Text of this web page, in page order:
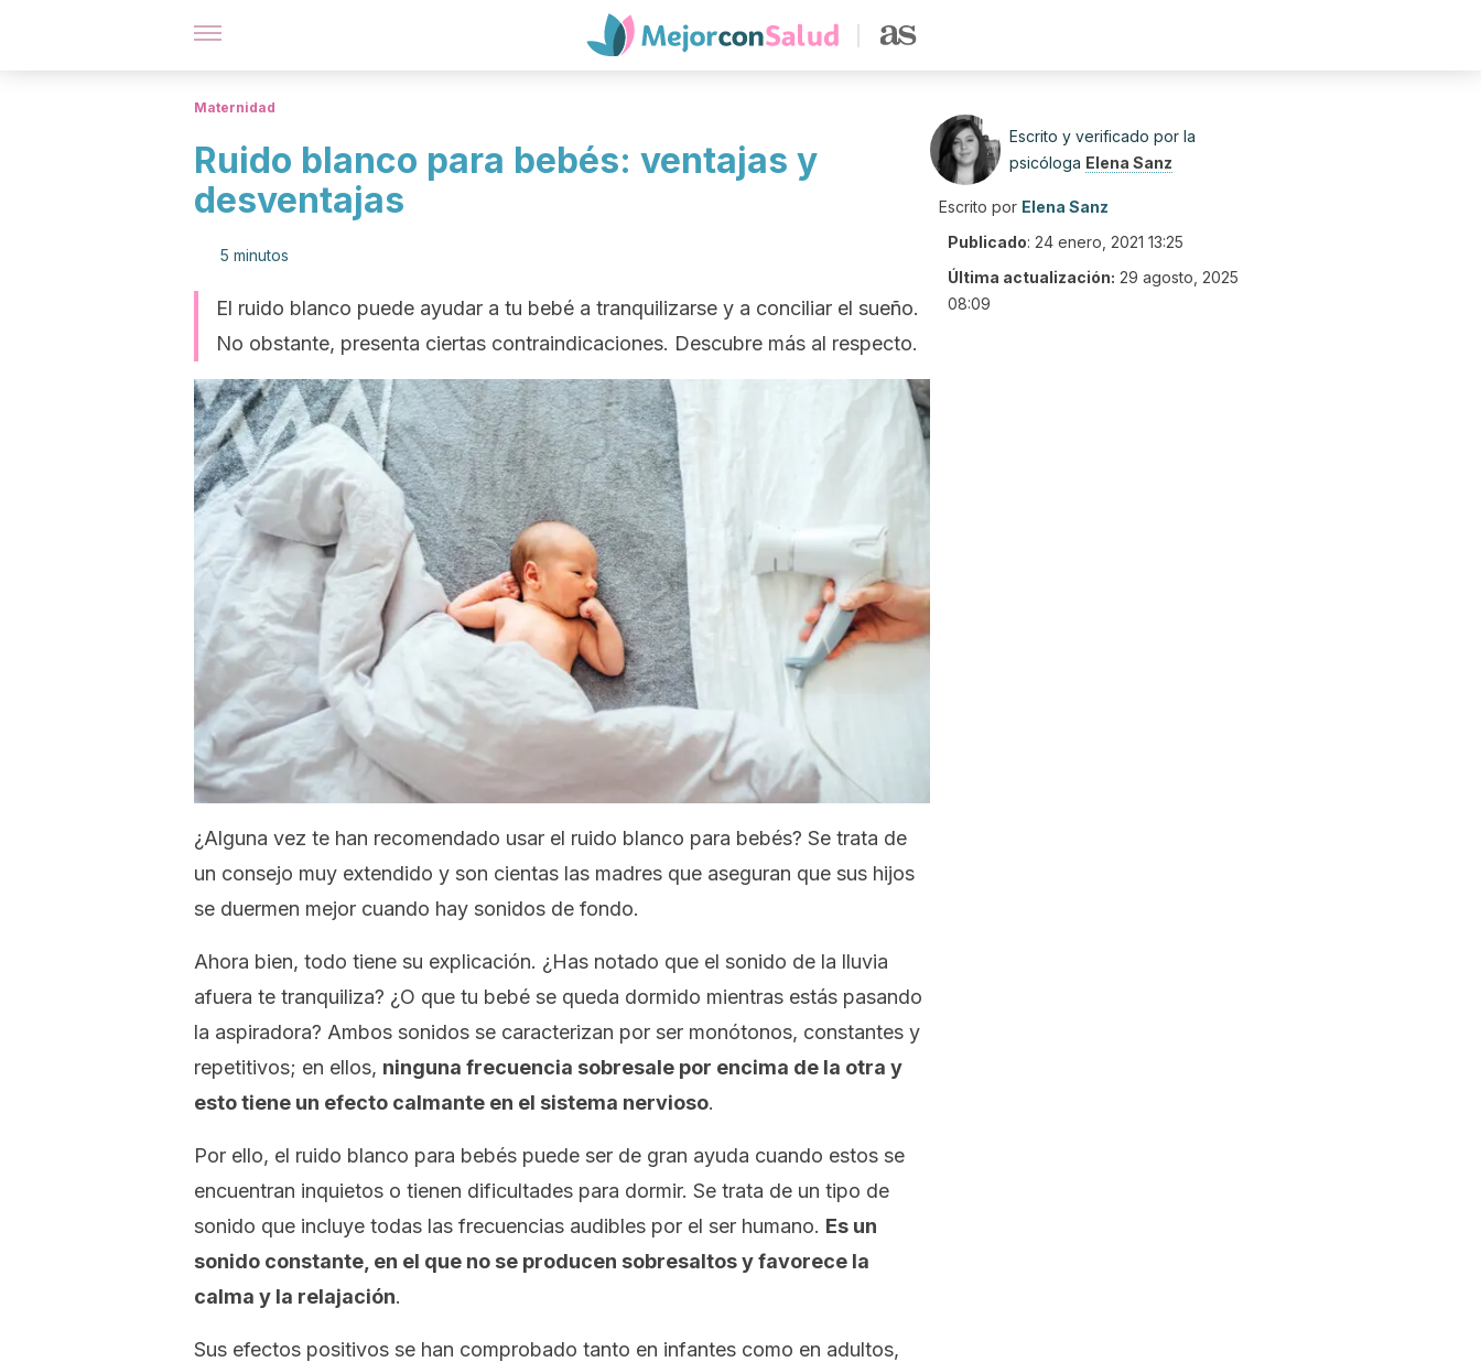
Maternidad
Ruido blanco para bebés: ventajas y
desventajas
5 minutos
El ruido blanco puede ayudar a tu bebé a tranquilizarse y a conciliar el sueño.
No obstante, presenta ciertas contraindicaciones. Descubre más al respecto.
¿Alguna vez te han recomendado usar el ruido blanco para bebés? Se trata de
un consejo muy extendido y son cientas las madres que aseguran que sus hijos
se duermen mejor cuando hay sonidos de fondo.
Ahora bien, todo tiene su explicación. ¿Has notado que el sonido de la lluvia
afuera te tranquiliza? ¿O que tu bebé se queda dormido mientras estás pasando
la aspiradora? Ambos sonidos se caracterizan por ser monótonos, constantes y
repetitivos; en ellos, ninguna frecuencia sobresale por encima de la otra y
esto tiene un efecto calmante en el sistema nervioso.
Por ello, el ruido blanco para bebés puede ser de gran ayuda cuando estos se
encuentran inquietos o tienen dificultades para dormir. Se trata de un tipo de
sonido que incluye todas las frecuencias audibles por el ser humano. Es un
sonido constante, en el que no se producen sobresaltos y favorece la
calma y la relajación.
Sus efectos positivos se han comprobado tanto en infantes como en adultos,
Escrito y verificado por la
psicóloga Elena Sanz
Escrito por Elena Sanz
Publicado: 24 enero, 2021 13:25
Última actualización: 29 agosto, 2025
08:09